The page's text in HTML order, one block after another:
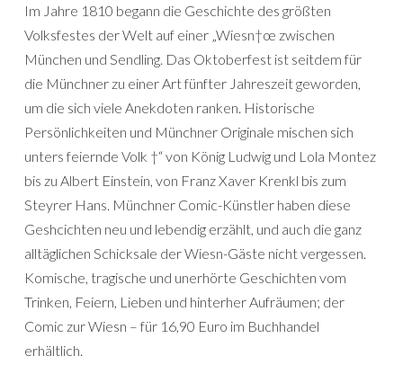
Im Jahre 1810 begann die Geschichte des größten
Volksfestes der Welt auf einer „Wiesn†œ zwischen
München und Sendling. Das Oktoberfest ist seitdem für
die Münchner zu einer Art fünfter Jahreszeit geworden,
um die sich viele Anekdoten ranken. Historische
Persönlichkeiten und Münchner Originale mischen sich
unters feiernde Volk †“ von König Ludwig und Lola Montez
bis zu Albert Einstein, von Franz Xaver Krenkl bis zum
Steyrer Hans. Münchner Comic-Künstler haben diese
Geshcichten neu und lebendig erzählt, und auch die ganz
alltäglichen Schicksale der Wiesn-Gäste nicht vergessen.
Komische, tragische und unerhörte Geschichten vom
Trinken, Feiern, Lieben und hinterher Aufräumen; der
Comic zur Wiesn – für 16,90 Euro im Buchhandel
erhältlich.